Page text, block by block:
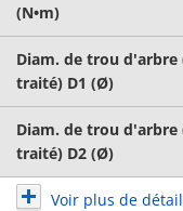
(N•m)
Diam. de trou d'arbre
traité) D1 (Ø)
Diam. de trou d'arbre
traité) D2 (Ø)
Voir plus de